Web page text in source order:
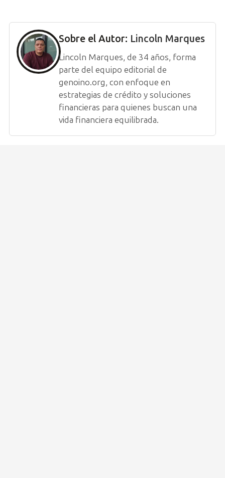
Sobre el Autor: Lincoln Marques
Lincoln Marques, de 34 años, forma
parte del equipo editorial de
genoino.org, con enfoque en
estrategias de crédito y soluciones
financieras para quienes buscan una
vida financiera equilibrada.